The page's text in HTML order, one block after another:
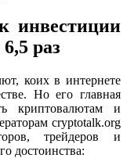
инвестиции
раз
коих в интернете
Но его главная
криптовалютам и
cryptotalk.org
трейдеров и
достоинства: